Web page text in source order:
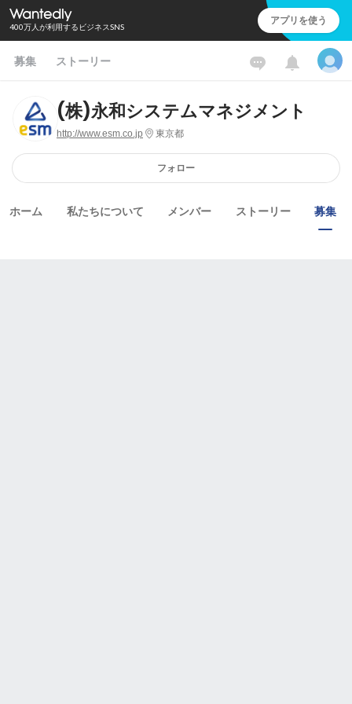
400万人が利用するビジネスSNS アプリを使う
募集 ストーリー
(株)永和システムマネジメント
http://www.esm.co.jp 東京都
フォロー
ホーム 私たちについて メンバー ストーリー 募集